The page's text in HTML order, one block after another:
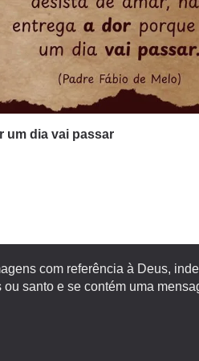
um dia vai passar
com referência à Deus,
santo e se contém uma